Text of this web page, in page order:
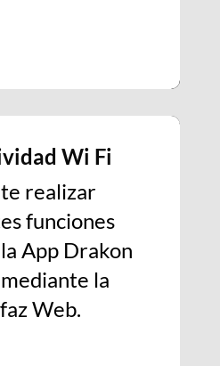
Wi Fi
realizar
funciones
App Drakon
la
Web.